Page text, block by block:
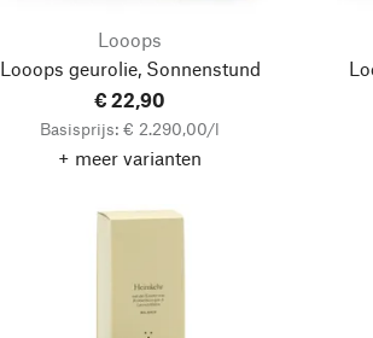
Looops
Looops geurolie, Sonnenstund
€ 22,90
Basisprijs: € 2.290,00/l
+ meer varianten